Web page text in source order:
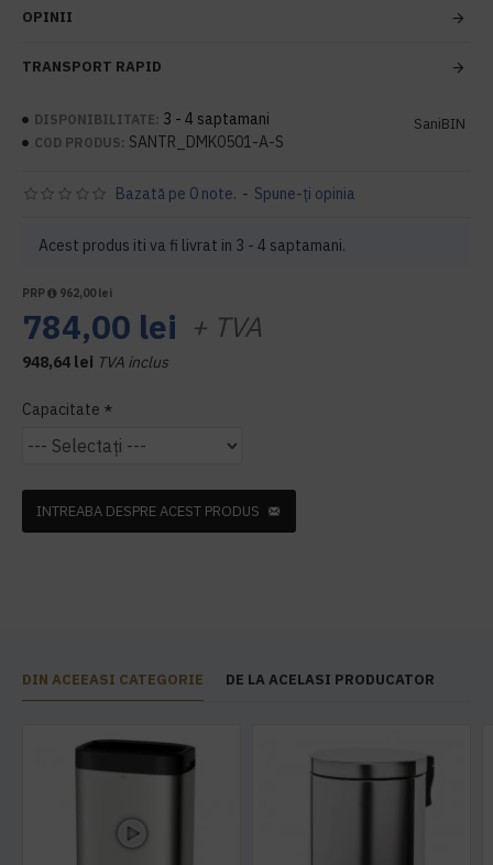
OPINII
TRANSPORT RAPID
DISPONIBILITATE: 3 - 4 saptamani
COD PRODUS: SANTR_DMK0501-A-S
SaniBIN
Acest produs iti va fi livrat in 3 - 4 saptamani.
Bazată pe 0 note. - Spune-ţi opinia
PRP 962,00 lei
784,00 lei + TVA
948,64 lei TVA inclus
Capacitate
INTREABA DESPRE ACEST PRODUS
DIN ACEEASI CATEGORIE DE LA ACELASI PRODUCATOR